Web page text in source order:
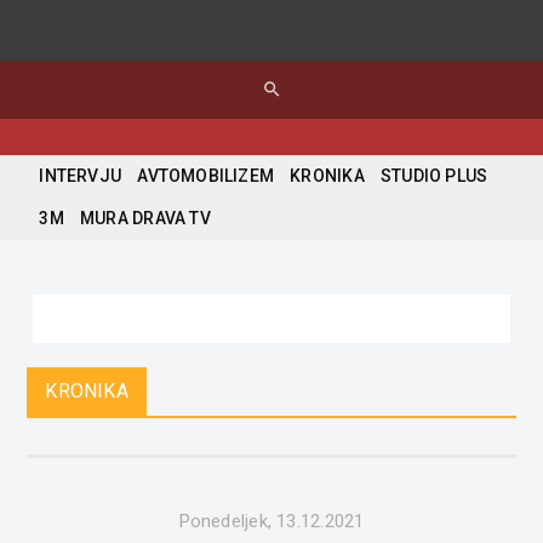
search
INTERVJU AVTOMOBILIZEM KRONIKA STUDIO PLUS
3M MURA DRAVA TV
KRONIKA
Ponedeljek, 13.12.2021